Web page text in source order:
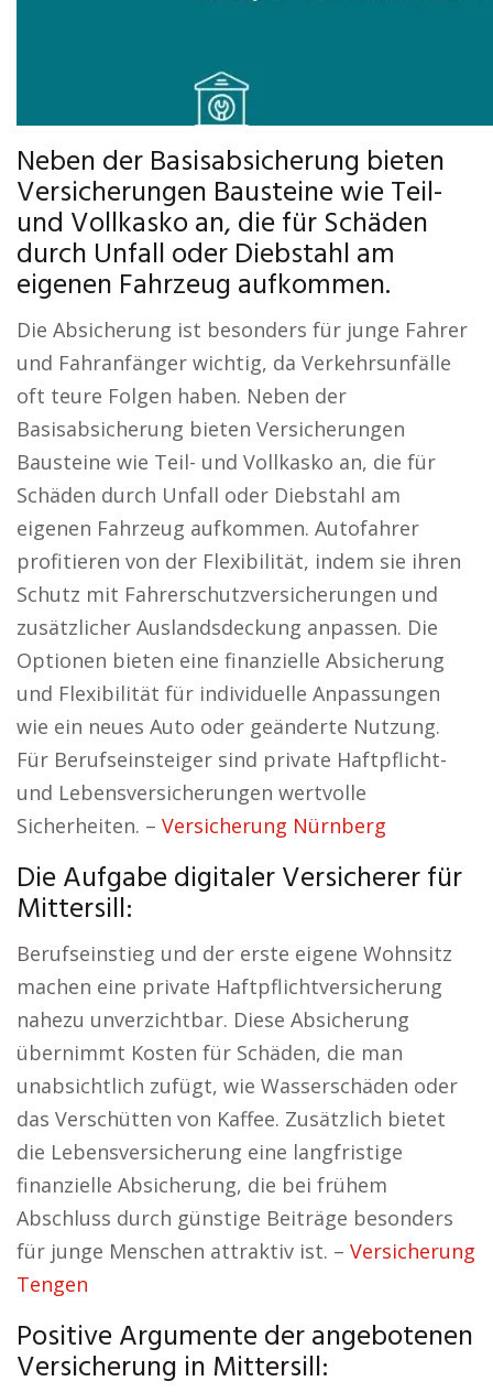
Neben der Basisabsicherung bieten
Versicherungen Bausteine wie Teil-
und Vollkasko an, die für Schäden
durch Unfall oder Diebstahl am
eigenen Fahrzeug aufkommen.
Die Absicherung ist besonders für junge Fahrer
und Fahranfänger wichtig, da Verkehrsunfälle
oft teure Folgen haben. Neben der
Basisabsicherung bieten Versicherungen
Bausteine wie Teil- und Vollkasko an, die für
Schäden durch Unfall oder Diebstahl am
eigenen Fahrzeug aufkommen. Autofahrer
profitieren von der Flexibilität, indem sie ihren
Schutz mit Fahrerschutzversicherungen und
zusätzlicher Auslandsdeckung anpassen. Die
Optionen bieten eine finanzielle Absicherung
und Flexibilität für individuelle Anpassungen
wie ein neues Auto oder geänderte Nutzung.
Für Berufseinsteiger sind private Haftpflicht-
und Lebensversicherungen wertvolle
Sicherheiten. – Versicherung Nürnberg
Die Aufgabe digitaler Versicherer für
Mittersill:
Berufseinstieg und der erste eigene Wohnsitz
machen eine private Haftpflichtversicherung
nahezu unverzichtbar. Diese Absicherung
übernimmt Kosten für Schäden, die man
unabsichtlich zufügt, wie Wasserschäden oder
das Verschütten von Kaffee. Zusätzlich bietet
die Lebensversicherung eine langfristige
finanzielle Absicherung, die bei frühem
Abschluss durch günstige Beiträge besonders
für junge Menschen attraktiv ist. – Versicherung
Tengen
Positive Argumente der angebotenen
Versicherung in Mittersill: